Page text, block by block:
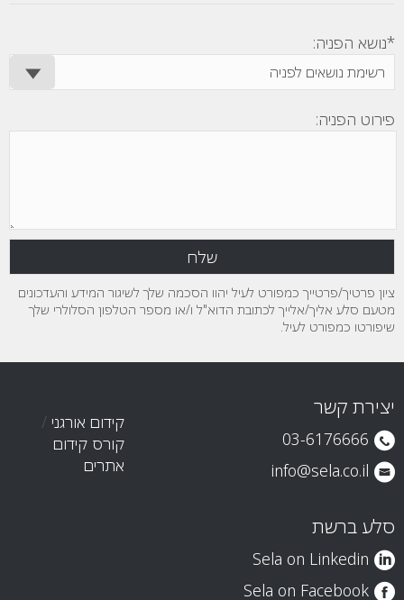
*נושא הפניה:
פירוט הפניה:
ציון פרטיך/פרטייך כמפורט לעיל יהוו הסכמה שלך לשיגור המידע והעדכונים
מטעם סלע אליך/אלייך לכתובת הדוא"ל ו/או מספר הטלפון הסלולרי שלך
שיפורטו כמפורט לעיל.
יצירת קשר
03-6176666
info@sela.co.il
סלע ברשת
Sela on Linkedin
Sela on Facebook
קידום אורגני /
קורס קידום
אתרים